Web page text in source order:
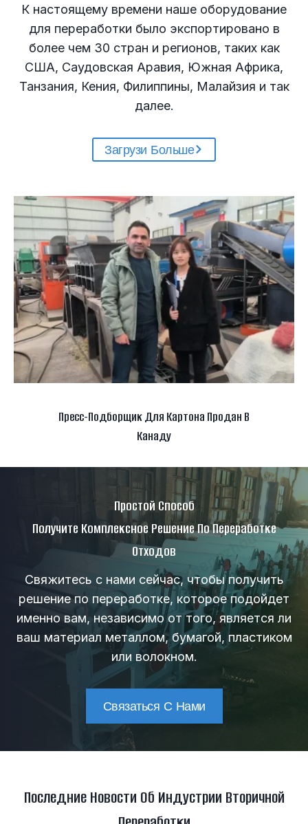
К настоящему времени наше оборудование
для переработки было экспортировано в
более чем 30 стран и регионов, таких как
США, Саудовская Аравия, Южная Африка,
Танзания, Кения, Филиппины, Малайзия и так
далее.
Загрузи Больше
Пресс-Подборщик Для Картона Продан В
Канаду
Простой Способ
Получите Комплексное Решение По Переработке
Отходов
Свяжитесь с нами сейчас, чтобы получить
решение по переработке, которое подойдет
именно вам, независимо от того, является ли
ваш материал металлом, бумагой, пластиком
или волокном.
Связаться С Нами
Последние Новости Об Индустрии Вторичной